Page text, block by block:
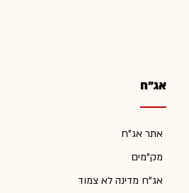
אג"ח
אתר אג"ח
מק"מים
אג"ח מדינה לא צמוד